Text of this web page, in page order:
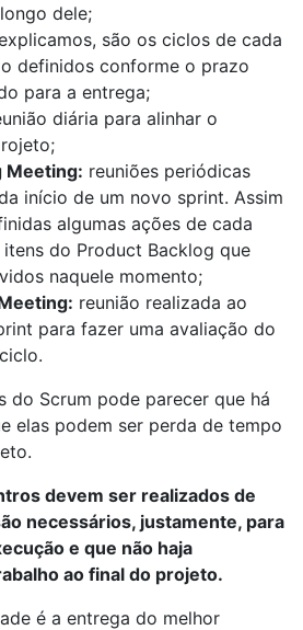
dele;
são os ciclos de cada
definidos conforme o prazo
para a entrega;
diária para alinhar o
Meeting: reuniões periódicas
início de um novo sprint. Assim
algumas ações de cada
do Product Backlog que
naquele momento;
reunião realizada ao
para fazer uma avaliação do
do Scrum pode parecer que há
elas podem ser perda de tempo
devem ser realizados de
necessários, justamente, para
e que não haja
ao final do projeto.
é a entrega do melhor